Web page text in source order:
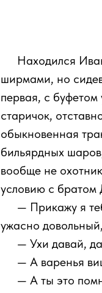
Находился
ширмами, но
первая, с
старичок,
обыкновенная
бильярдных
вообще не
условию с
— Прикажу я
ужасно
— Ухи давай,
— А варенья
— А ты это